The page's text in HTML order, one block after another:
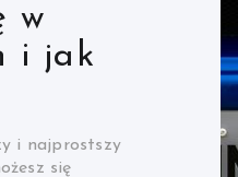
pierwsza
lakiernika